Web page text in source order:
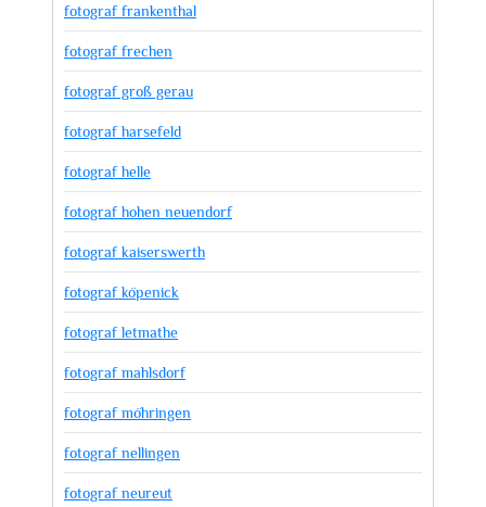
fotograf frankenthal
fotograf frechen
fotograf groß gerau
fotograf harsefeld
fotograf helle
fotograf hohen neuendorf
fotograf kaiserswerth
fotograf köpenick
fotograf letmathe
fotograf mahlsdorf
fotograf möhringen
fotograf nellingen
fotograf neureut